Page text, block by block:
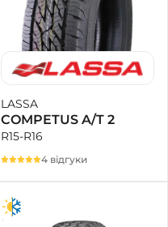
LASSA
COMPETUS A/T 2
R15-R16
4 відгуки